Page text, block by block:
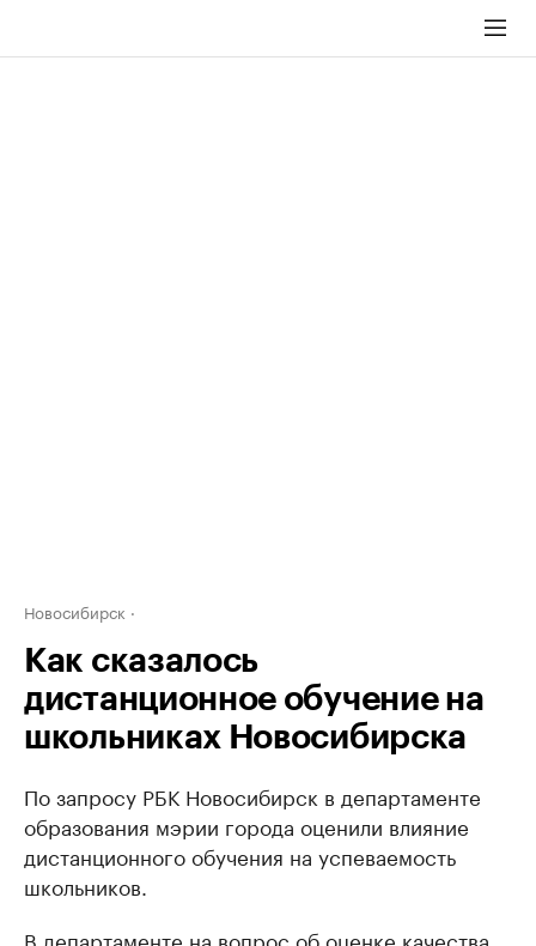
Новосибирск
Как сказалось
дистанционное обучение на
школьниках Новосибирска
По запросу РБК Новосибирск в департаменте
образования мэрии города оценили влияние
дистанционного обучения на успеваемость
школьников.
В департаменте на вопрос об оценке качества